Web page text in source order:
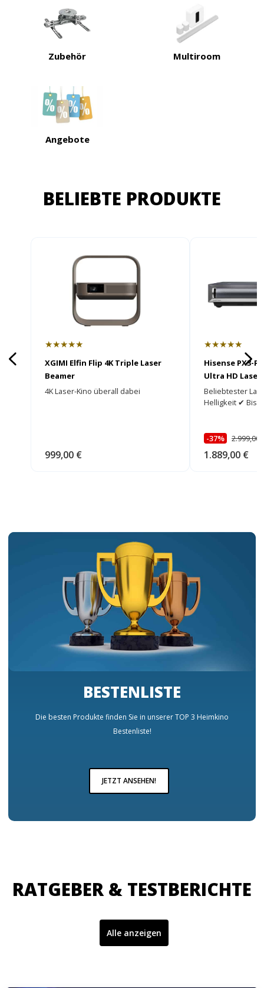
Zubehör Multiroom
Angebote
BELIEBTE PRODUKTE
★★★★★
XGIMI Elfin Flip 4K Triple Laser
Beamer
4K Laser-Kino überall dabei
999,00 €
★★★★★
Hisense PX3-
Ultra HD Laser
Beliebtester
Helligkeit ✔ Bis
-37% 2.999,00
1.889,00 €
BESTENLISTE
Die besten Produkte finden Sie in unserer TOP 3 Heimkino
Bestenliste!
JETZT ANSEHEN!
RATGEBER & TESTBERICHTE
Alle anzeigen